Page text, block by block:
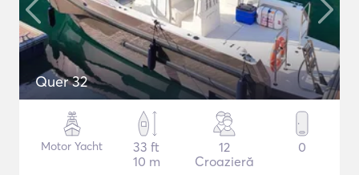
Quer 32
Motor Yacht
33 ft
10 m
12
Croazieră
0